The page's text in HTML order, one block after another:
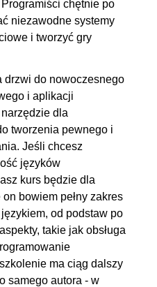
00:07:30
00:07:29
00:06:57
00:07:21
00:12:05
00:27:35
00:06:17
00:07:05
00:05:32
chętnie po
niezawodne systemy
i tworzyć gry
drzwi do nowoczesnego
i aplikacji
dla
tworzenia pewnego i
Jeśli chcesz
języków
kurs będzie dla
bowiem pełny zakres
od podstaw po
takie jak obsługa
ma ciąg dalszy
samego autora - w